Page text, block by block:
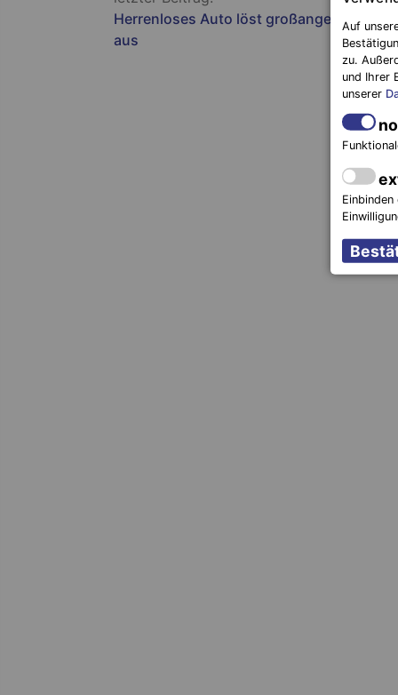
Herrenloses Auto löst großangelegte
aus
Auf
zu.
und Ihrer
unserer